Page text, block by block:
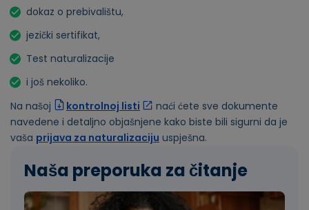
dokaz o prebivalištu,
jezički sertifikat,
Test naturalizacije
i još nekoliko.
Na našoj
kontrolnoj listi
naći ćete sve dokumente
navedene i detaljno objašnjene kako biste bili sigurni da je
vaša prijava za naturalizaciju uspješna.
Naša preporuka za čitanje